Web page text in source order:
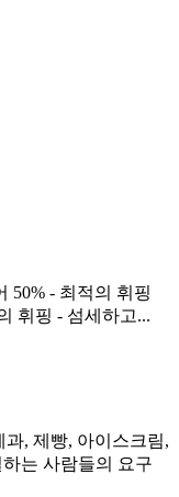
50% - 최적의 휘핑
휘핑 - 섬세하고...
과, 제빵, 아이스크림,
는 사람들의 요구